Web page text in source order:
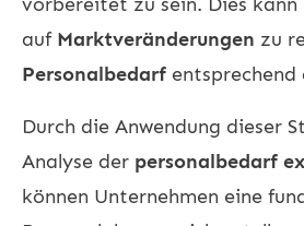
auf Marktveränderungen zu
Personalbedarf entsprechend
Durch die Anwendung dieser
Analyse der personalbedarf
können Unternehmen eine